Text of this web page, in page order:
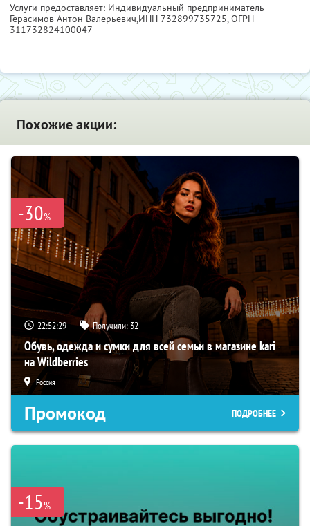
Услуги предоставляет: Индивидуальный предприниматель
Герасимов Антон Валерьевич,ИНН 732899735725, ОГРН
311732824100047
Похожие акции:
-30%
22:52:27 Получили: 32
Обувь, одежда и сумки для всей семьи в магазине kari
на Wildberries
Россия
Промокод ПОДРОБНЕЕ
-15%